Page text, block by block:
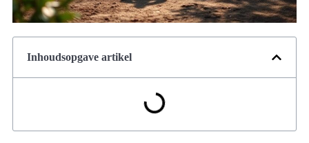
Inhoudsopgave artikel